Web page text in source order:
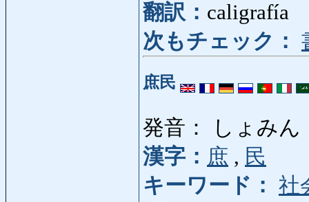
翻訳： caligrafía
次もチェック：
庶民
発音： しょみん
漢字： 庶 , 民
キーワード： 社